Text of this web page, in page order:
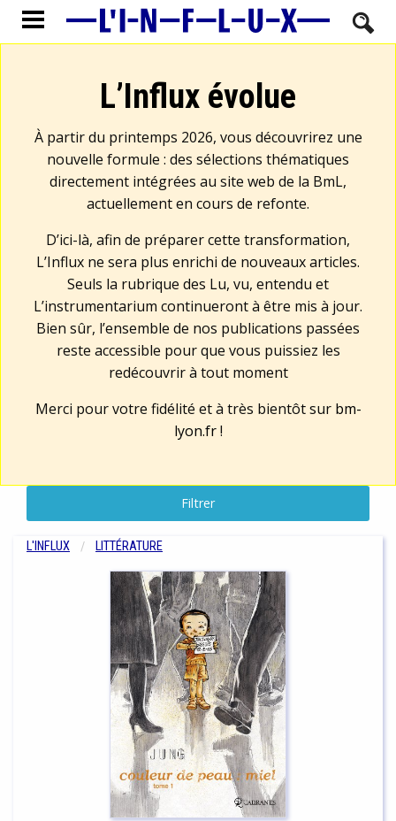
L’Influx évolue
À partir du printemps 2026, vous découvrirez une
nouvelle formule : des sélections thématiques
directement intégrées au site web de la BmL,
actuellement en cours de refonte.
D’ici-là, afin de préparer cette transformation,
L’Influx ne sera plus enrichi de nouveaux articles.
Seuls la rubrique des Lu, vu, entendu et
L’instrumentarium continueront à être mis à jour.
Bien sûr, l’ensemble de nos publications passées
reste accessible pour que vous puissiez les
redécouvrir à tout moment
Merci pour votre fidélité et à très bientôt sur bm-
lyon.fr!
Filtrer
L'INFLUX LITTÉRATURE